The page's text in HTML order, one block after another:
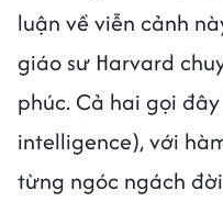
luận về viễn cảnh
giáo sư Harvard
phúc. Cả hai gọi
intelligence), với
từng ngóc ngách